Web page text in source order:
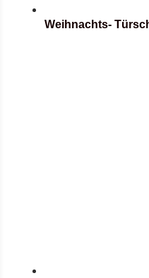
Weihnachts-